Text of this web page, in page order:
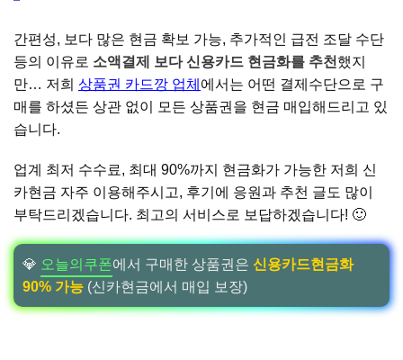
간편성, 보다 많은 현금 확보 가능, 추가적인 급전 조달 수단
등의 이유로 소액결제 보다 신용카드 현금화를 추천 했지
만… 저희 상품권 카드깡 업체 에서는 어떤 결제수단으로 구
매를 하셨든 상관 없이 모든 상품권을 현금 매입해드리고 있
습니다.
업계 최저 수수료, 최대 90%까지 현금화가 가능한 저희 신
카현금 자주 이용해주시고, 후기에 응원과 추천 글도 많이
부탁드리겠습니다. 최고의 서비스로 보답하겠습니다! 🙂
💎 오늘의쿠폰에서 구매한 상품권은 신용카드현금화
90% 가능 (신카현금에서 매입 보장)